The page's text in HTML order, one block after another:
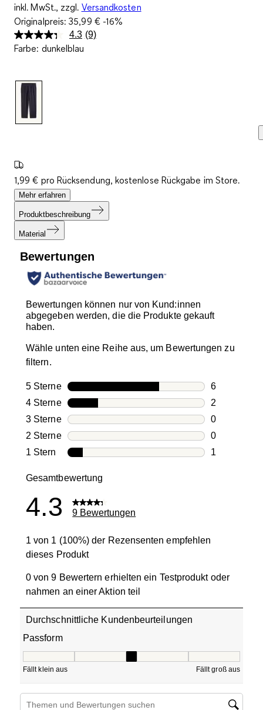
inkl. MwSt., zzgl. Versandkosten
Originalpreis:35,99 €-16%
4.3 9
(9)
Farbe: dunkelblau
1,99 € pro Rücksendung, kostenlose Rückgabe im Store.
Mehr erfahren
Produktbeschreibung
Material
Bewertungen
Bewertungen können nur von Kund:innen
abgegeben werden, die die Produkte gekauft
haben.
Wähle unten eine Reihe aus, um Bewertungen zu
filtern.
5 SterneSterne
6
6
4 SterneSterne
2
2
3 SterneSterne
0
0
2 SterneSterne
0
0
1 Stern Sterne
1
Gesamtbewertung
4.3 9 Bewertungen
1 von 1 (100%) der Rezensenten empfehlen
dieses Produkt
0 von 9 Bewertern erhielten ein Testprodukt oder
nahmen an einer Aktion teil
Durchschnittliche Kundenbeurteilungen
Passform
Fällt klein aus Fällt groß aus
Suchthemen und Bewertungen Suchregion